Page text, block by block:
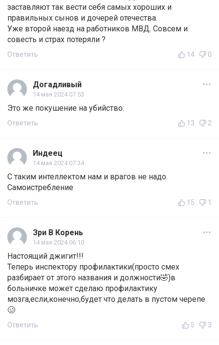
заставляют так вести себя самых хороших и
правильных сынов и дочерей отечества.
Уже второй наезд на работников МВД. Совсем и
совесть и страх потеряли ?
Ответить 14 0
Догадливый
14 мая 2024 07:53
Это же покушение на убийство.
Ответить 13 2
Индеец
14 мая 2024 07:34
С таким интеллектом нам и врагов не надо.
Самоистребление
Ответить 15 1
Зри В Корень
14 мая 2024 06:10
Настоящий джигит!!!
Теперь инспектору профилактики(просто смех
разбирает от этого названия и должности🤣)в
больничке может сделаю профилактику
мозга,если,конечно,будет что делать в пустом черепе
🥴
Ответить 5 3